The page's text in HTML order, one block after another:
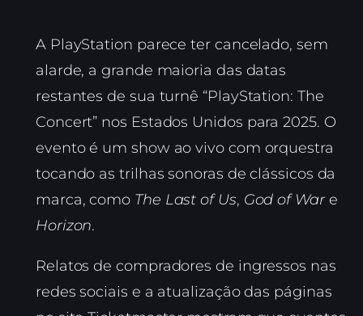
A PlayStation parece ter cancelado, sem
alarde, a grande maioria das datas
restantes de sua turnê “PlayStation: The
Concert” nos Estados Unidos para 2025. O
evento é um show ao vivo com orquestra
tocando as trilhas sonoras de clássicos da
marca, como The Last of Us, God of Ware
Horizon.
Relatos de compradores de ingressos nas
redes sociais e a atualização das páginas